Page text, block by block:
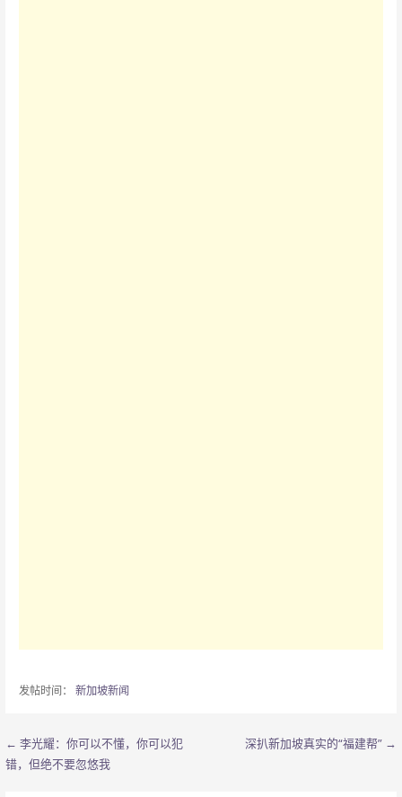
发帖时间： 新加坡新闻
文
← 李光耀：你可以不懂，你可以犯
错，但绝不要忽悠我
深扒新加坡真实的“福建帮” →